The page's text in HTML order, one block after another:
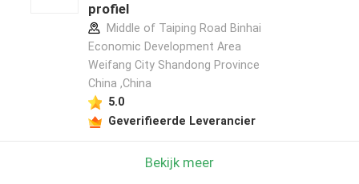
profiel
Middle of Taiping Road Binhai
Economic Development Area
Weifang City Shandong Province
China ,China
5.0
Geverifieerde Leverancier
Bekijk meer